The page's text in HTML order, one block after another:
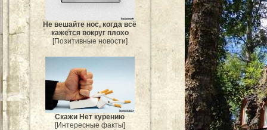
Не вешайте нос, когда всё
кажется вокруг плохо
[Позитивные новости]
Скажи Нет курению
[Интересные факты]